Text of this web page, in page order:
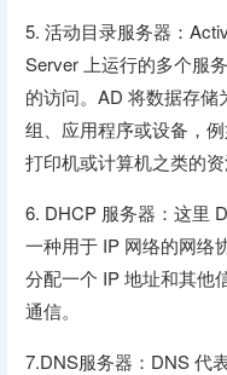
5. 活动目录服务器：
Server 上运行的多个服
的访问。AD 将数据存储
组、应用程序或设备，
打印机或计算机之类的
6. DHCP 服务器：这里
一种用于 IP 网络的网络
分配一个 IP 地址和其他
通信。
7.DNS服务器：DNS 代